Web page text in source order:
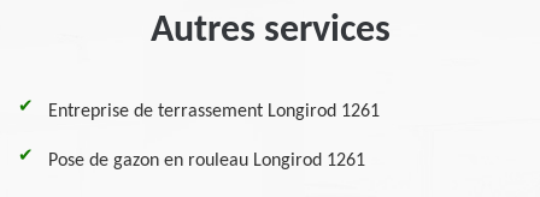
Autres services
Entreprise de terrassement Longirod 1261
Pose de gazon en rouleau Longirod 1261